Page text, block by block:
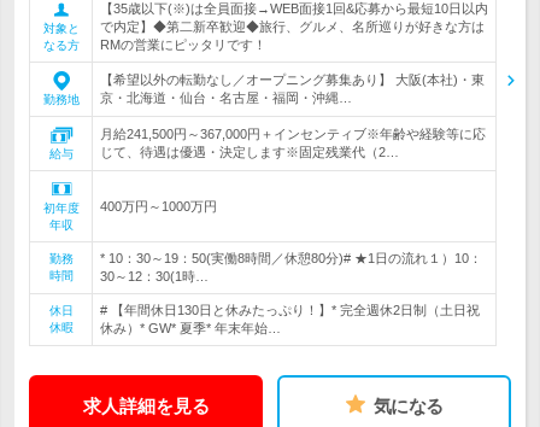
対象と
なる方
【35歳以下(※)は全員面接→WEB面接1回&応募から最短10日以内
で内定】◆第二新卒歓迎◆旅行、グルメ、名所巡りが好きな方は
RMの営業にピッタリです！
勤務地
【希望以外の転勤なし／オープニング募集あり】 大阪(本社)・東
京・北海道・仙台・名古屋・福岡・沖縄…
給与
月給241,500円～367,000円＋インセンティブ※年齢や経験等に応
じて、待遇は優遇・決定します※固定残業代（2…
初年度
年収
400万円～1000万円
勤務
時間
* 10：30～19：50(実働8時間／休憩80分)# ★1日の流れ１）10：
30～12：30(1時…
休日
休暇
# 【年間休日130日と休みたっぷり！】* 完全週休2日制（土日祝
休み）* GW* 夏季* 年末年始…
求人詳細を見る 気になる